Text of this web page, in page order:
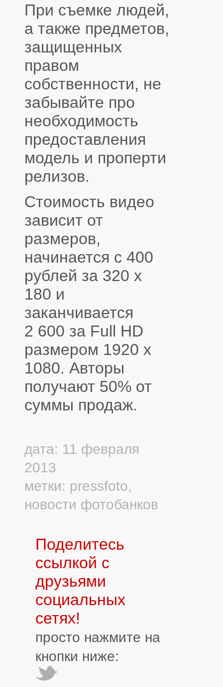
При съемке людей,
а также предметов,
защищенных
правом
собственности, не
забывайте про
необходимость
предоставления
модель и проперти
релизов.
Стоимость видео
зависит от
размеров,
начинается с 400
рублей за 320 x
180 и
заканчивается
2 600 за Full HD
размером 1920 х
1080. Авторы
получают 50% от
суммы продаж.
дата: 11 февраля
2013
метки: pressfoto,
новости фотобанков
Поделитесь
ссылкой с
друзьями
социальных
сетях!
просто нажмите на
кнопки ниже: